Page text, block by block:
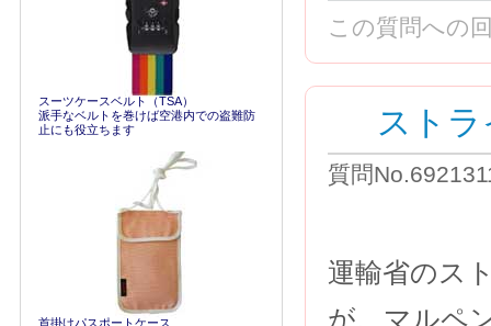
この質問への
スト
質問
運輸省のス
が、マルペ
スーツケースベルト（TSA）
派手なベルトを巻けば空港内での盗難防
止にも役立ちます
首掛けパスポートケース